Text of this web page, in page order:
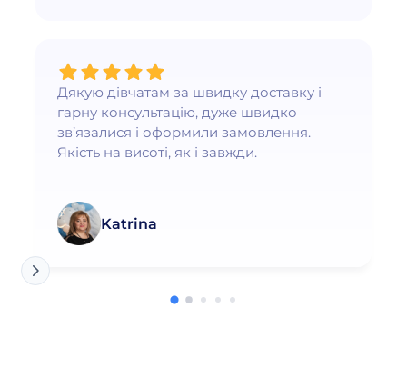
Дякую дівчатам за швидку доставку і
гарну консультацію, дуже швидко
зв’язалися і оформили замовлення.
Якість на висоті, як і завжди.
Katrina